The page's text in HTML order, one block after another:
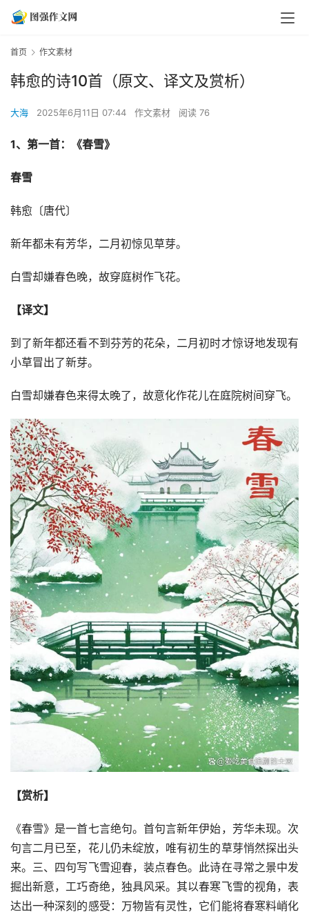
首页 作文素材
韩愈的诗10首（原文、译文及赏析）
大海 2025年6月11日 07:44 作文素材 阅读 76
1、第一首：《春雪》
春雪
韩愈〔唐代〕
新年都未有芳华，二月初惊见草芽。
白雪却嫌春色晚，故穿庭树作飞花。
【译文】
到了新年都还看不到芬芳的花朵，二月初时才惊讶地发现有
小草冒出了新芽。
白雪却嫌春色来得太晚了，故意化作花儿在庭院树间穿飞。
【赏析】
《春雪》是一首七言绝句。首句言新年伊始，芳华未现。次
句言二月已至，花儿仍未绽放，唯有初生的草芽悄然探出头
来。三、四句写飞雪迎春，装点春色。此诗在寻常之景中发
掘出新意，工巧奇绝，独具风采。其以春寒飞雪的视角，表
达出一种深刻的感受：万物皆有灵性，它们能将春寒料峭化